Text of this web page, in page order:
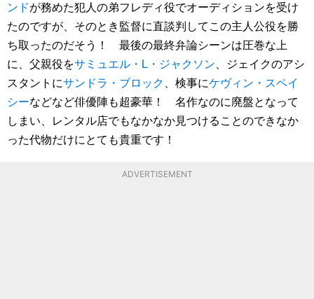
ンドが務めた犯人の弟フレディ役でオーディションを受け
たのですが、そのとき監督に直談判してこの主人公役を勝
ち取ったのだそう！ 最後の最終弁論シーンは圧巻な上
に、父親役をサミュエル・L・ジャクソン、ジェイクのアシ
スタントにサンドラ・ブロック、検事にケヴィン・スペイ
シーなどなど俳優陣も超豪華！ 名作なのに廃盤となって
しまい、レンタル店でもなかなか見つけることのできなか
った代物だけにとても貴重です！
ADVERTISEMENT